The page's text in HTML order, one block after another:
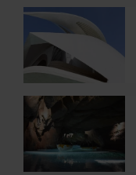
een
meeslepende
ervaring
Valencia
Rondleidingen
om
de
geheimen
van
het
Palau
de
Les
Ontdek
de
San
José
Grotten,